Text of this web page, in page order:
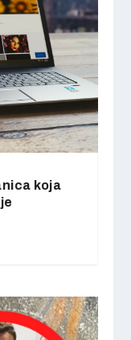
koja